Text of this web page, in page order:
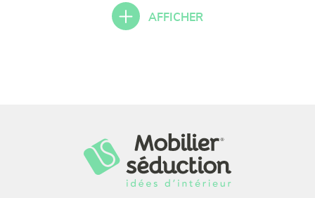
AFFICHER